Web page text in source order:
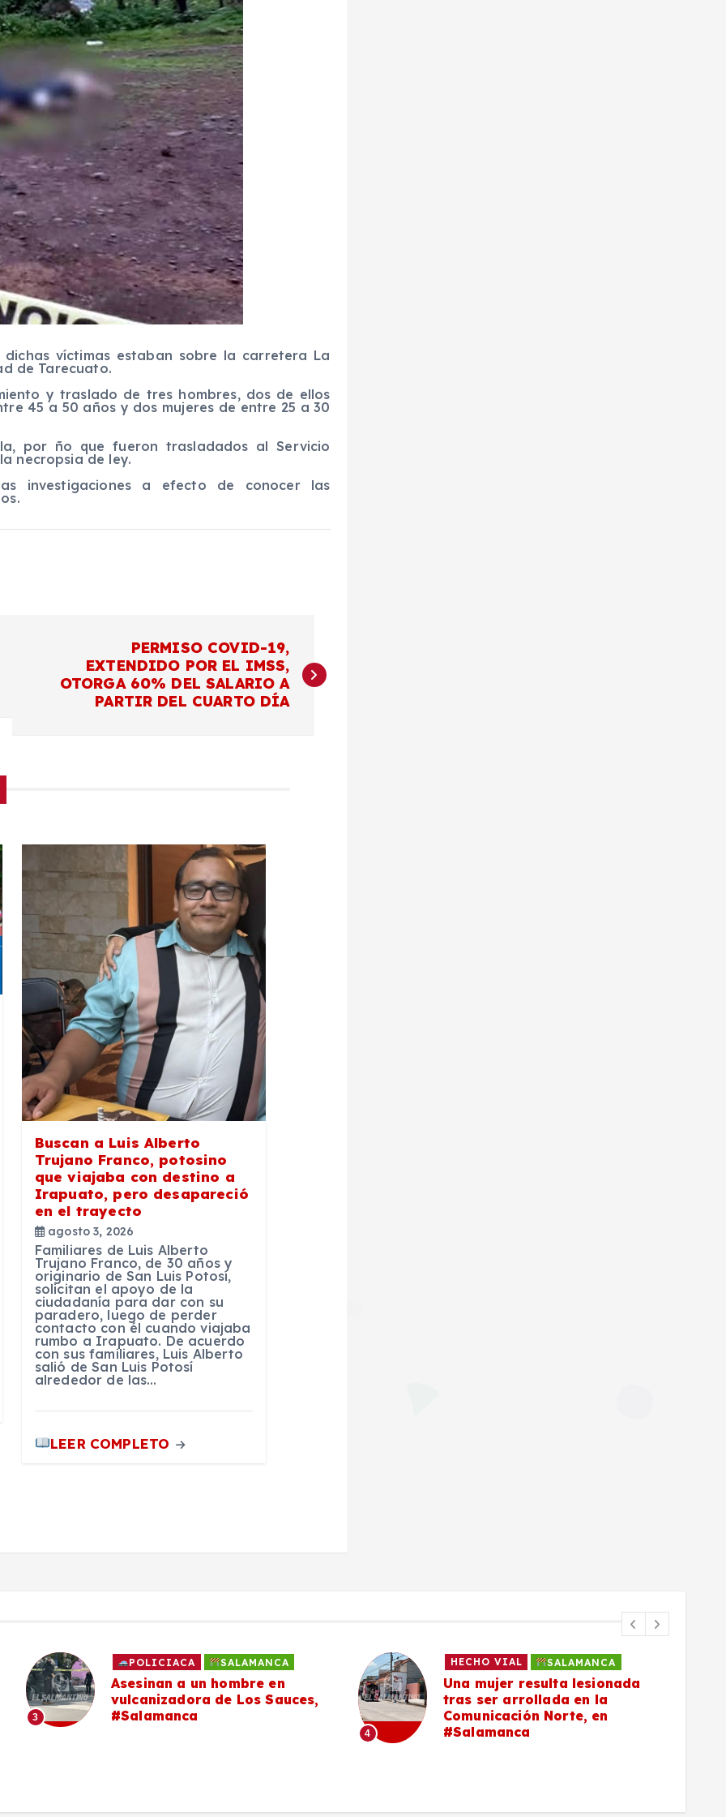
víctimas estaban sobre la carretera La
de Tarecuato.
y traslado de tres hombres, dos de ellos
45 a 50 años y dos mujeres de entre 25 a 30
por ño que fueron trasladados al Servicio
necropsia de ley.
investigaciones a efecto de conocer las
PERMISO COVID-19,
EXTENDIDO POR EL IMSS,
OTORGA 60% DEL SALARIO A
PARTIR DEL CUARTO DÍA
Buscan a Luis Alberto
Trujano Franco, potosino
que viajaba con destino a
Irapuato, pero desapareció
en el trayecto
agosto 3, 2026
Familiares de Luis Alberto
Trujano Franco, de 30 años y
originario de San Luis Potosí,
solicitan el apoyo de la
ciudadanía para dar con su
paradero, luego de perder
contacto con él cuando viajaba
rumbo a Irapuato. De acuerdo
con sus familiares, Luis Alberto
salió de San Luis Potosí
alrededor de las…
LEER COMPLETO
3
POLICIACA SALAMANCA
Asesinan a un hombre en
vulcanizadora de Los Sauces,
#Salamanca
4
HECHO VIAL SALAMANCA
Una mujer resulta lesionada
tras ser arrollada en la
Comunicación Norte, en
#Salamanca